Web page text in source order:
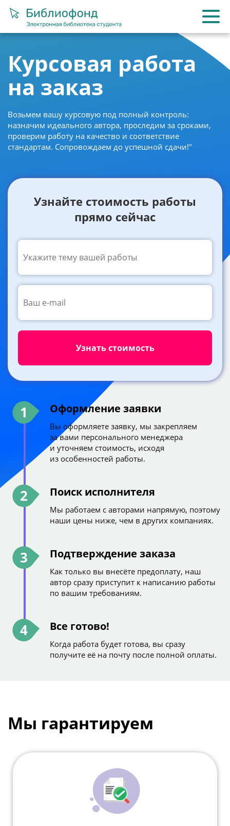
Курсовая работа
на заказ
Возьмем вашу курсовую под полный контроль:
назначим идеального автора, проследим за сроками,
проверим работу на качество и соответствие
стандартам. Сопровождаем до успешной сдачи!"
Узнайте стоимость работы
прямо сейчас
1 Оформление заявки
Вы оформляете заявку, мы закрепляем
за вами персонального менеджера
и уточняем стоимость, исходя
из особенностей работы.
2 Поиск исполнителя
Мы работаем с авторами напрямую, поэтому
наши цены ниже, чем в других компаниях.
3 Подтверждение заказа
Как только вы внесёте предоплату, наш
автор сразу приступит к написанию работы
по вашим требованиям.
4 Все готово!
Когда работа будет готова, вы сразу
получите её на почту после полной оплаты.
Мы гарантируем